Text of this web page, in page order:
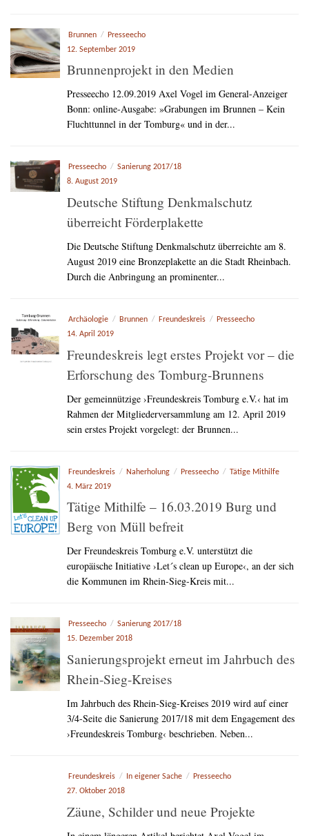
Brunnen /
Presseecho
12. September 2019
Brunnenprojekt in den Medien
Presseecho 12.09.2019 Axel Vogel im General-Anzeiger
Bonn: online-Ausgabe: »Grabungen im Brunnen – Kein
Fluchttunnel in der Tomburg« und in der...
Presseecho / Sanierung 2017/18
8. August 2019
Deutsche Stiftung Denkmalschutz
überreicht Förderplakette
Die Deutsche Stiftung Denkmalschutz überreichte am 8.
August 2019 eine Bronzeplakette an die Stadt Rheinbach.
Durch die Anbringung an prominenter...
Archäologie / Brunnen / Freundeskreis /
Presseecho
14. April 2019
Freundeskreis legt erstes Projekt vor – die
Erforschung des Tomburg-Brunnens
Der gemeinnützige ›Freundeskreis Tomburg e.V.‹ hat im
Rahmen der Mitgliederversammlung am 12. April 2019
sein erstes Projekt vorgelegt: der Brunnen...
Freundeskreis / Naherholung / Presseecho / Tätige Mithilfe
4. März 2019
Tätige Mithilfe – 16.03.2019 Burg und
Berg von Müll befreit
Der Freundeskreis Tomburg e.V. unterstützt die
europäische Initiative ›Let´s clean up Europe‹, an der sich
die Kommunen im Rhein-Sieg-Kreis mit...
Presseecho / Sanierung 2017/18
15. Dezember 2018
Sanierungsprojekt erneut im Jahrbuch des
Rhein-Sieg-Kreises
Im Jahrbuch des Rhein-Sieg-Kreises 2019 wird auf einer
3/4-Seite die Sanierung 2017/18 mit dem Engagement des
›Freundeskreis Tomburg‹ beschrieben. Neben...
Freundeskreis / In eigener Sache /
Presseecho
27. Oktober 2018
Zäune, Schilder und neue Projekte